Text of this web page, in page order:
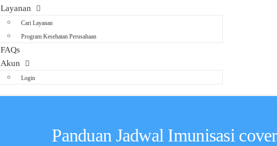
Layanan
Cari Layanan
Program Kesehatan Perusahaan
FAQs
Akun
Login
Panduan Jadwal Imunisasi cover